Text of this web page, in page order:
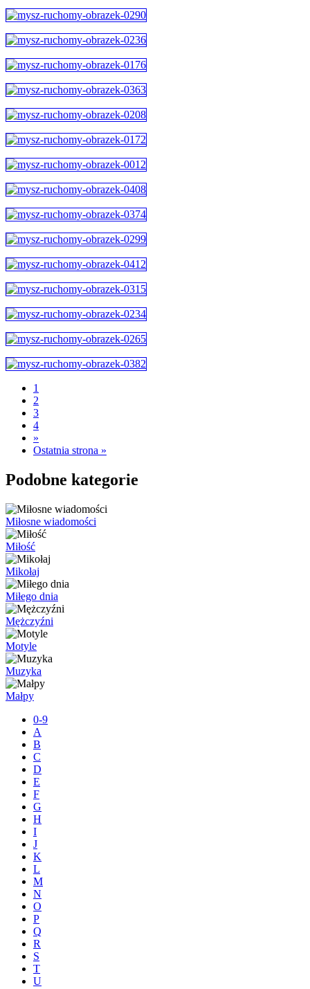
1
2
3
4
»
Ostatnia strona »
Podobne kategorie
Miłosne wiadomości
Miłość
Mikołaj
Miłego dnia
Mężczyźni
Motyle
Muzyka
Małpy
0-9
A
B
C
D
E
F
G
H
I
J
K
L
M
N
O
P
Q
R
S
T
U